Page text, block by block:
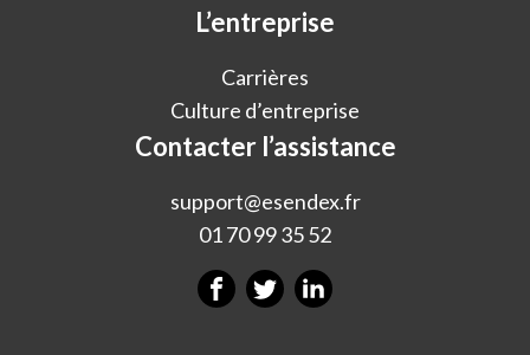
L’entreprise
Carrières
Culture d’entreprise
Contacter l’assistance
support@esendex.fr
01 70 99 35 52